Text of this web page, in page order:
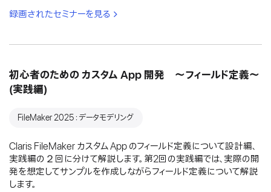
録画されたセミナーを見る
初心者のための カスタム App 開発 〜フィールド定義〜
(実践編)
FileMaker 2025：データモデリング
Claris FileMaker カスタム App のフィールド定義について設計編、
実践編の２回に分けて解説します。第2回の実践編では、実際の開
発を想定してサンプルを作成しながらフィールド定義について解説
します。